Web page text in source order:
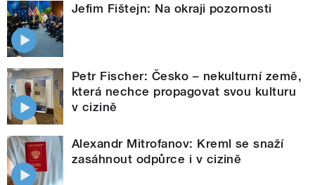
Jefim Fištejn: Na okraji pozornosti
Petr Fischer: Česko – nekulturní země,
která nechce propagovat svou kulturu
v cizině
Alexandr Mitrofanov: Kreml se snaží
zasáhnout odpůrce i v cizině